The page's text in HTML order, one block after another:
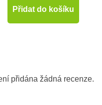
Přidat do košíku
přidána žádná recenze.